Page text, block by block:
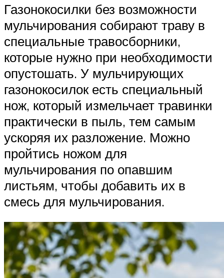
Газонокосилки без возможности
мульчирования собирают траву в
специальные травосборники,
которые нужно при необходимости
опустошать. У мульчирующих
газонокосилок есть специальный
нож, который измельчает травинки
практически в пыль, тем самым
ускоряя их разложение. Можно
пройтись ножом для
мульчирования по опавшим
листьям, чтобы добавить их в
смесь для мульчирования.